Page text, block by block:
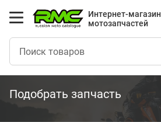
Интернет-магазин
мотозапчастей
Подобрать запчасть